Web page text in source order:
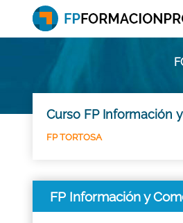
Curso FP Información
FP TORTOSA
FP Información y